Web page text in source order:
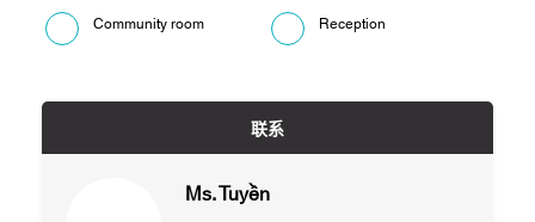
Community room
Reception
联系
Ms. Tuyền